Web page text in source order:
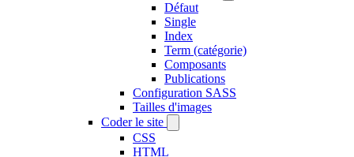
Défaut
Single
Index
Term (catégorie)
Composants
Publications
Configuration SASS
Tailles d'images
Coder le site
CSS
HTML